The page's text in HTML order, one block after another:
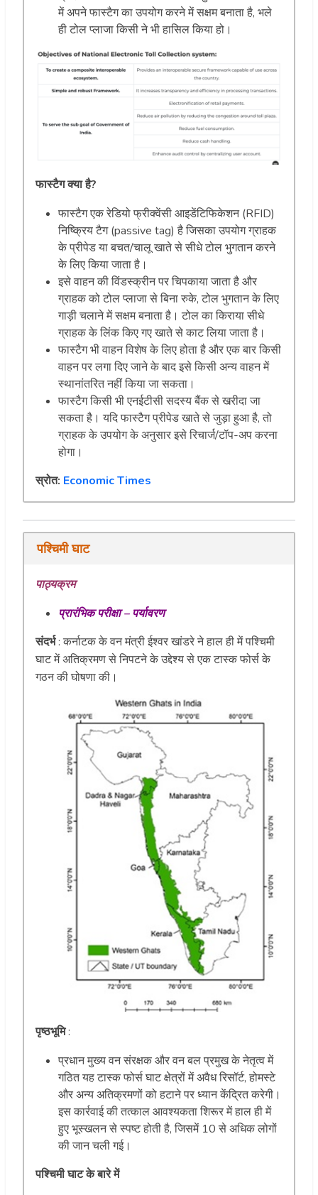
में अपने फास्टैग का उपयोग करने में सक्षम बनाता है, भले
ही टोल प्लाजा किसी ने भी हासिल किया हो।
फास्टैग क्या है?
फास्टैग एक रेडियो फ्रीक्वेंसी आइडेंटिफिकेशन (RFID)
निष्क्रिय टैग (passive tag) है जिसका उपयोग ग्राहक
के प्रीपेड या बचत/चालू खाते से सीधे टोल भुगतान करने
के लिए किया जाता है।
इसे वाहन की विंडस्क्रीन पर चिपकाया जाता है और
ग्राहक को टोल प्लाजा से बिना रुके, टोल भुगतान के लिए
गाड़ी चलाने में सक्षम बनाता है। टोल का किराया सीधे
ग्राहक के लिंक किए गए खाते से काट लिया जाता है।
फास्टैग भी वाहन विशेष के लिए होता है और एक बार किसी
वाहन पर लगा दिए जाने के बाद इसे किसी अन्य वाहन में
स्थानांतरित नहीं किया जा सकता।
फास्टैग किसी भी एनईटीसी सदस्य बैंक से खरीदा जा
सकता है। यदि फास्टैग प्रीपेड खाते से जुड़ा हुआ है, तो
ग्राहक के उपयोग के अनुसार इसे रिचार्ज/टॉप-अप करना
होगा।
स्रोत: Economic Times
पश्चिमी घाट
पाठ्यक्रम
प्रारंभिक परीक्षा – पर्यावरण
संदर्भ: कर्नाटक के वन मंत्री ईश्वर खांडरे ने हाल ही में पश्चिमी
घाट में अतिक्रमण से निपटने के उद्देश्य से एक टास्क फोर्स के
गठन की घोषणा की।
पृष्ठभूमि:
प्रधान मुख्य वन संरक्षक और वन बल प्रमुख के नेतृत्व में
गठित यह टास्क फोर्स घाट क्षेत्रों में अवैध रिसॉर्ट, होमस्टे
और अन्य अतिक्रमणों को हटाने पर ध्यान केंद्रित करेगी।
इस कार्रवाई की तत्काल आवश्यकता शिरूर में हाल ही में
हुए भूस्खलन से स्पष्ट होती है, जिसमें 10 से अधिक लोगों
की जान चली गई।
पश्चिमी घाट के बारे में